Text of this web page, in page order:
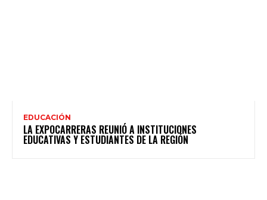
EDUCACIÓN
LA EXPOCARRERAS REUNIÓ A INSTITUCIONES
EDUCATIVAS Y ESTUDIANTES DE LA REGIÓN